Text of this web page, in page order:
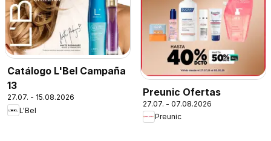
Catálogo L'Bel Campaña
13
27.07. - 15.08.2026
L'Bel
Preunic Ofertas
27.07. - 07.08.2026
Preunic